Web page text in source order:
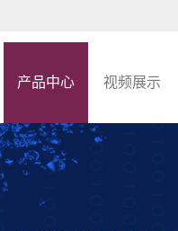
产品中心 视频展示